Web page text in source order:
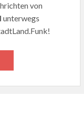
von
unterwegs